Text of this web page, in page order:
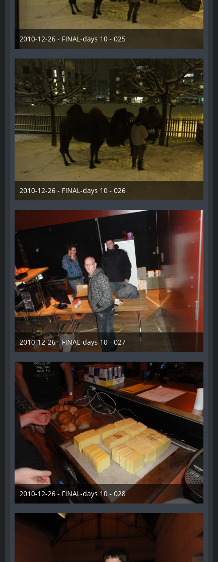
2010-12-26 - FINAL-days 10 - 025
28. Dezember 2012
2010-12-26 - FINAL-days 10 - 026
28. Dezember 2012
2010-12-26 - FINAL-days 10 - 027
28. Dezember 2012
2010-12-26 - FINAL-days 10 - 028
28. Dezember 2012